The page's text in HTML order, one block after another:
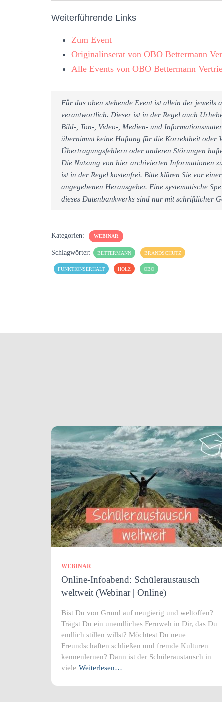
Weiterführende Links
Zum Event
Originalinserat von OBO Bettermann
Alle Events von OBO Bettermann
Für das oben stehende Event ist allein der jeweils
verantwortlich. Dieser ist in der Regel auch
Bild-, Ton-, Video-, Medien- und
übernimmt keine Haftung für die Korrektheit oder
Übertragungsfehlern oder anderen Störungen
Die Nutzung von hier archivierten Informationen
ist in der Regel kostenfrei. Bitte klären Sie vor
angegebenen Herausgeber. Eine systematische
dieses Datenbankwerks sind nur mit schriftlicher
Kategorien: WEBINAR
Schlagwörter: BETTERMANN BRANDSCHUTZ
FUNKTIONSERHALT HOLZ OBO
WEBINAR
Online-Infoabend: Schüleraustausch
weltweit (Webinar | Online)
Bist Du von Grund auf neugierig und weltoffen?
Trägst Du ein unendliches Fernweh in Dir, das Du
endlich stillen willst? Möchtest Du neue
Freundschaften schließen und fremde Kulturen
kennenlernen? Dann ist der Schüleraustausch in
viele Weiterlesen…